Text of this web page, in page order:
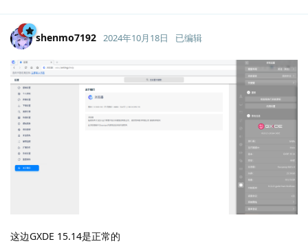
shenmo7192
Lv.238
2024年10月18日 已编辑
这边GXDE 15.14是正常的